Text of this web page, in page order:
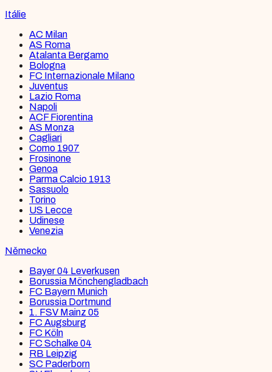
Itálie
AC Milan
AS Roma
Atalanta Bergamo
Bologna
FC Internazionale Milano
Juventus
Lazio Roma
Napoli
ACF Fiorentina
AS Monza
Cagliari
Como 1907
Frosinone
Genoa
Parma Calcio 1913
Sassuolo
Torino
US Lecce
Udinese
Venezia
Německo
Bayer 04 Leverkusen
Borussia Mönchengladbach
FC Bayern Munich
Borussia Dortmund
1. FSV Mainz 05
FC Augsburg
FC Köln
FC Schalke 04
RB Leipzig
SC Paderborn